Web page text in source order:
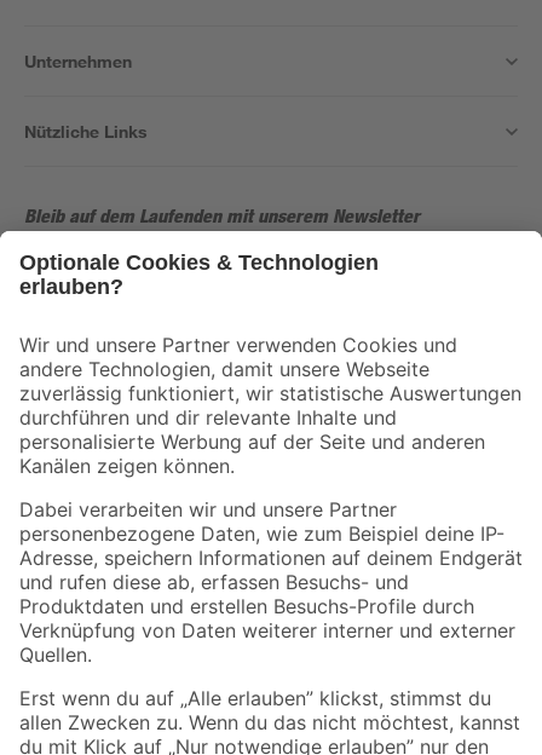
Unternehmen
Nützliche Links
Bleib auf dem Laufenden mit unserem Newsletter
Der toom Newsletter: Keine Angebote und Aktionen mehr verpassen!
Folge uns
Zahlungsarten Versandarten
Sicher einkaufen
Jetzt die toom-App herunterladen